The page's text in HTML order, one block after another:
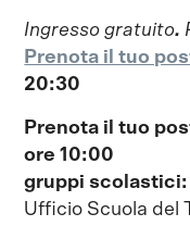
Ingresso gratuito.
Prenota il tuo
20:30
Prenota il tuo
ore 10:00
gruppi scolastici:
Ufficio Scuola del